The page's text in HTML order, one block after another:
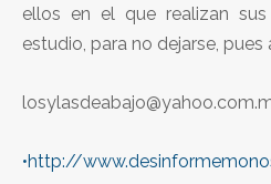
ellos en el que realizan
estudio, para no dejarse, pues
•http://